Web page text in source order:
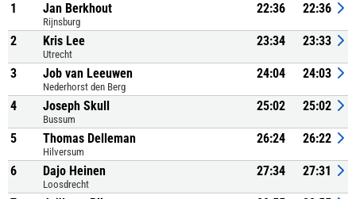
1 Jan Berkhout
Rijnsburg
22:36 22:36
2 Kris Lee
Utrecht
23:34 23:33
3 Job van Leeuwen
Nederhorst den Berg
24:04 24:03
4 Joseph Skull
Bussum
25:02 25:02
5 Thomas Delleman
Hilversum
26:24 26:22
6 Dajo Heinen
Loosdrecht
27:34 27:31